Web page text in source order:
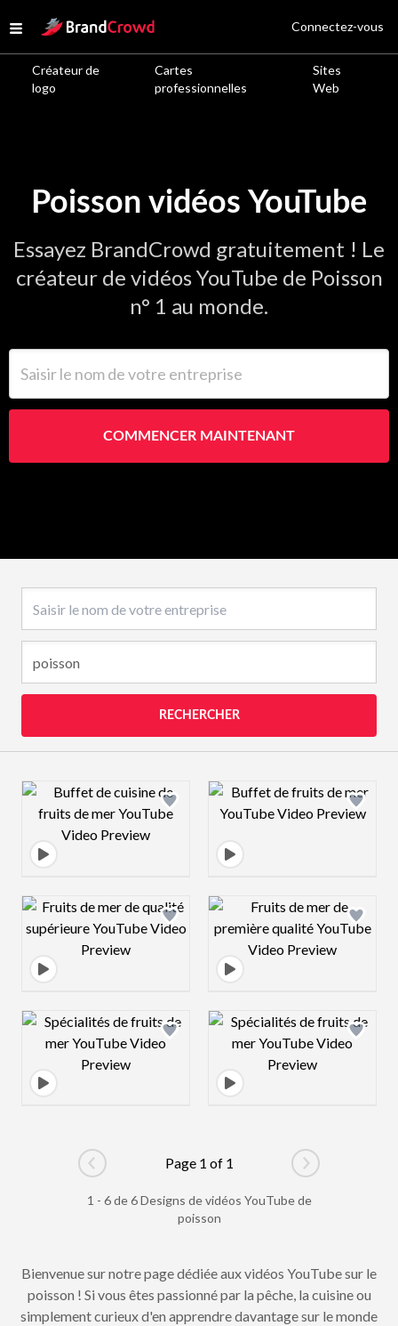
Open menu
Site Logo
Créateur de
logo
Cartes
professionnelles
Sites
Web
Connectez-vous
Poisson vidéos YouTube
Essayez BrandCrowd gratuitement ! Le
créateur de vidéos YouTube de Poisson
n° 1 au monde.
COMMENCER MAINTENANT
RECHERCHER
Design preview image Design preview
Design preview image Design preview
Design preview image Design preview
Go to previous page
Page 1 of 1
Go to next
1 - 6 de 6 Designs de vidéos YouTube de
poisson
Bienvenue sur notre page dédiée aux vidéos YouTube sur le
poisson ! Si vous êtes passionné par la pêche, la cuisine ou
simplement curieux d'en apprendre davantage sur le monde